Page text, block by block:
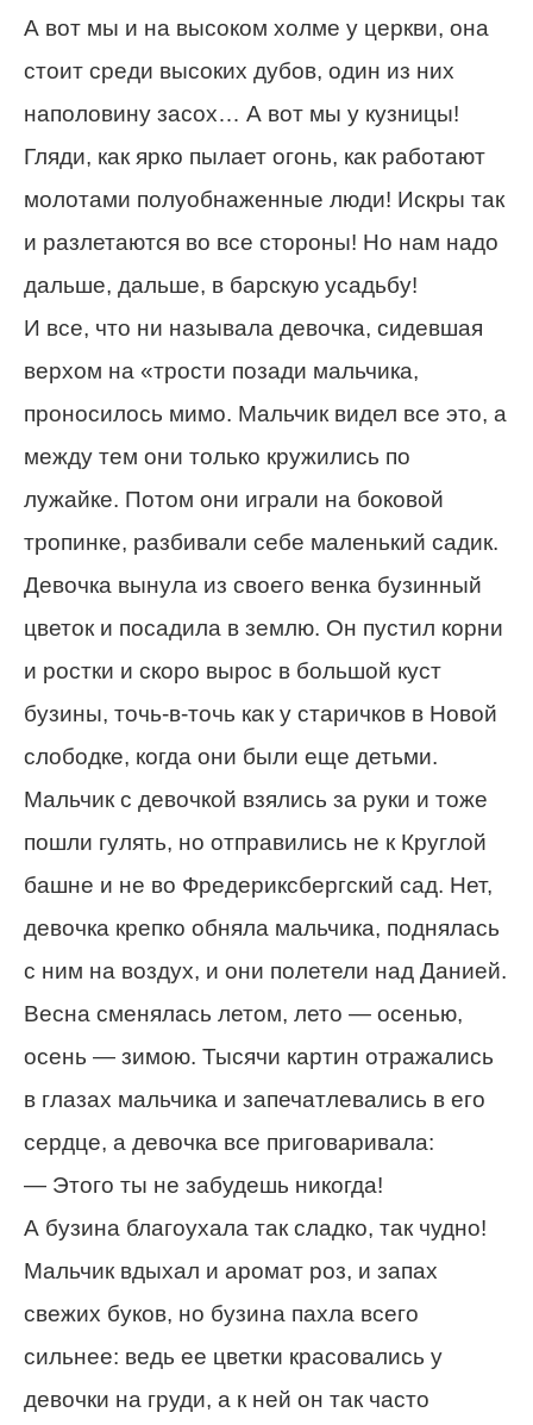
А вот мы и на высоком холме у церкви, она
стоит среди высоких дубов, один из них
наполовину засох… А вот мы у кузницы!
Гляди, как ярко пылает огонь, как работают
молотами полуобнаженные люди! Искры так
и разлетаются во все стороны! Но нам надо
дальше, дальше, в барскую усадьбу!
И все, что ни называла девочка, сидевшая
верхом на «трости позади мальчика,
проносилось мимо. Мальчик видел все это, а
между тем они только кружились по
лужайке. Потом они играли на боковой
тропинке, разбивали себе маленький садик.
Девочка вынула из своего венка бузинный
цветок и посадила в землю. Он пустил корни
и ростки и скоро вырос в большой куст
бузины, точь-в-точь как у старичков в Новой
слободке, когда они были еще детьми.
Мальчик с девочкой взялись за руки и тоже
пошли гулять, но отправились не к Круглой
башне и не во Фредериксбергский сад. Нет,
девочка крепко обняла мальчика, поднялась
с ним на воздух, и они полетели над Данией.
Весна сменялась летом, лето — осенью,
осень — зимою. Тысячи картин отражались
в глазах мальчика и запечатлевались в его
сердце, а девочка все приговаривала:
— Этого ты не забудешь никогда!
А бузина благоухала так сладко, так чудно!
Мальчик вдыхал и аромат роз, и запах
свежих буков, но бузина пахла всего
сильнее: ведь ее цветки красовались у
девочки на груди, а к ней он так часто